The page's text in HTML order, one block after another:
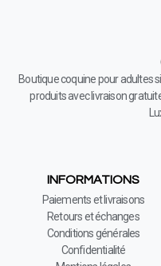
Boutique coquine pour adultes
produits avec livraison
INFORMATIONS
Paiements et livraisons
Retours et échanges
Conditions générales
Confidentialité